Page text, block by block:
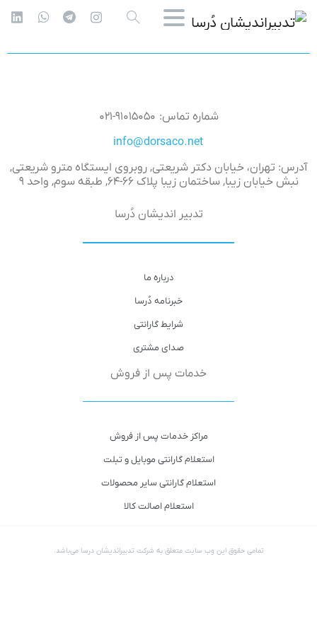
شماره تماس: ۹۱۰۱۵۰۵۰-۰۲۱
آدرس: تهران، خیابان دکتر شریعتی, روبروی ایستگاه مترو شریعتی,
نبش خیابان زیبا, ساختمان زیبا پلاک ۶۶-۶۴, طبقه سوم, واحد ۹
تدبیر اندیشان دُرسا
درباره ما
خبرنامه دُرسا
شرایط گارانتی
صدای مشتری
خدمات پس از فروش
مراکز خدمات پس از فروش
استعلام گارانتی موبایل و تبلت
استعلام گارانتی سایر محصولات
استعلام اصالت کالا
تمامی حقوق این وب سایت متعلق به شرکت تدبیراندیشان درسا می‌باشد.